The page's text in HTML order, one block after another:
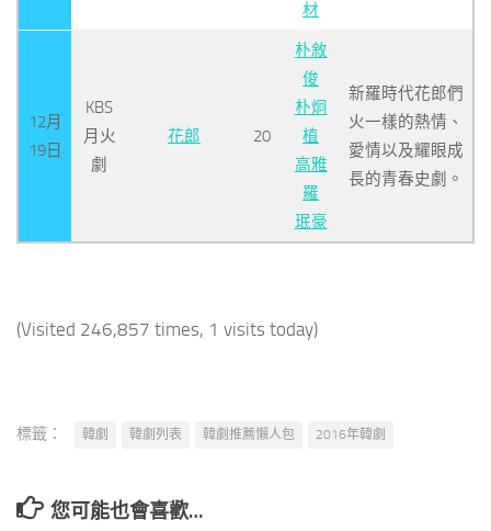
材
12月
19日
KBS
月火
劇
花郎 20
朴敘
俊
朴炯
植
高雅
羅
珉豪
新羅時代花郎們
火一樣的熱情、
愛情以及耀眼成
長的青春史劇。
(Visited 246,857 times, 1 visits today)
標籤： 韓劇 韓劇列表 韓劇推薦懶人包 2016年韓劇
您可能也會喜歡…